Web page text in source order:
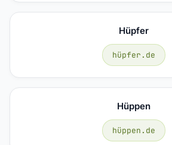
Hüpfer
hüpfer.de
Hüppen
hüppen.de